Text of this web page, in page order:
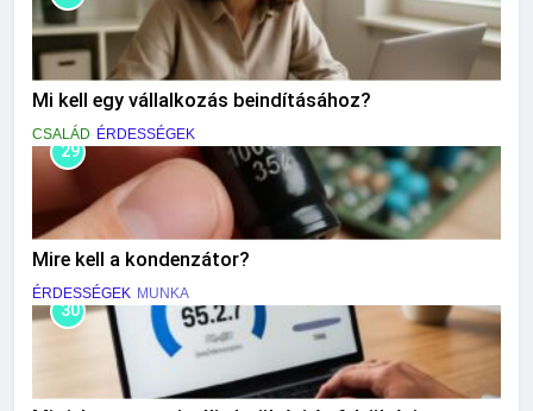
Mi kell egy vállalkozás beindításához?
CSALÁD ÉRDESSÉGEK
29
Mire kell a kondenzátor?
ÉRDESSÉGEK MUNKA
30